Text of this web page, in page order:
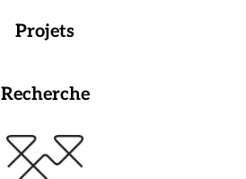
Projets
Recherche